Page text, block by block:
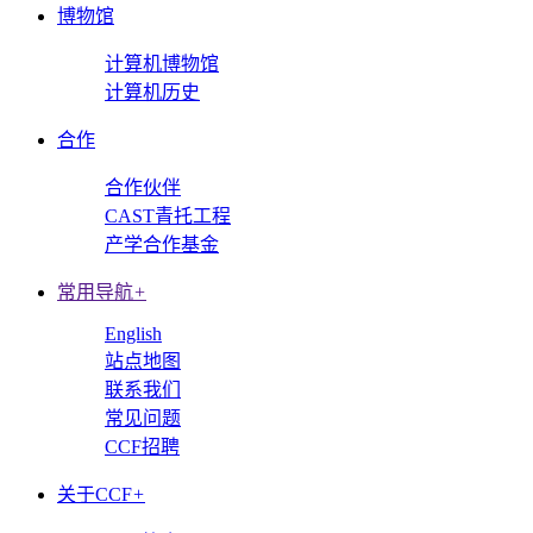
博物馆
计算机博物馆
计算机历史
合作
合作伙伴
CAST青托工程
产学合作基金
常用导航+
English
站点地图
联系我们
常见问题
CCF招聘
关于CCF+